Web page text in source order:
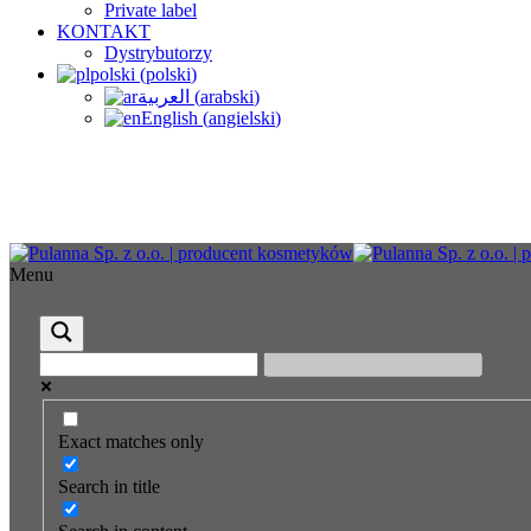
Private label
KONTAKT
Dystrybutorzy
polski (polski)
العربية (arabski)
English (angielski)
Menu
Exact matches only
Search in title